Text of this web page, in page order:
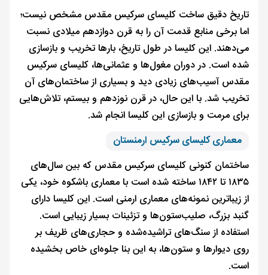
تاریخ دقیق ساخت کلیسای سرکیس مقدس مشخص نیست؛
اما برخی منابع قدمت آن را به قرن دوازدهم میلادی نسبت
می‌دهند. این کلیسا در طول تاریخ، بارها تخریب و بازسازی
شده است. در دوران مغول‌ها و عثمانی‌ها، کلیسای سرکیس
مقدس آسیب‌های زیادی دید و بسیاری از ساختمان‌های آن
تخریب شد. با این حال، در قرن نوزدهم و بیستم، تلاش‌هایی
برای مرمت و بازسازی این کلیسا انجام شد.
معماری کلیسای سرکیس ارمنستان
ساختمان کنونی کلیسای سرکیس مقدس که بین سال‌های
۱۸۳۵ تا ۱۸۴۲ ساخته شده است با معماری باشکوه خود، یکی
از زیباترین نمونه‌های معماری ارمنی است. این کلیسا دارای
گنبد بزرگ، صلیب‌ستون‌ها و تزئینات بسیار زیبایی است.
استفاده از سنگ‌های تراشیده‌شده و حجاری‌های ظریف بر
روی دیوارها و ستون‌ها، به این بنا جلوه‌ای خاص بخشیده
است.